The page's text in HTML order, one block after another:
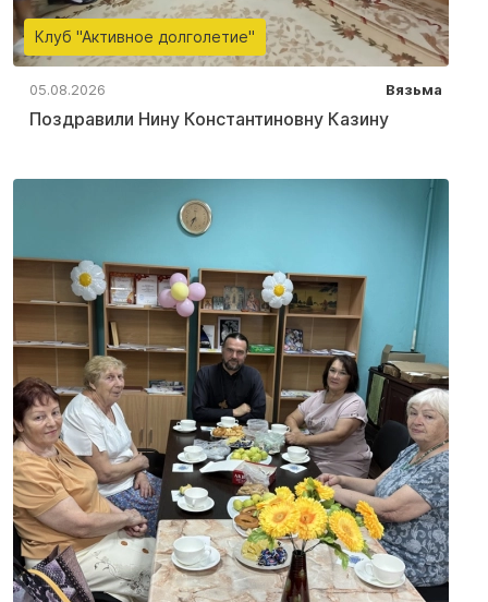
Клуб "Активное долголетие"
05.08.2026 Вязьма
Поздравили Нину Константиновну Казину